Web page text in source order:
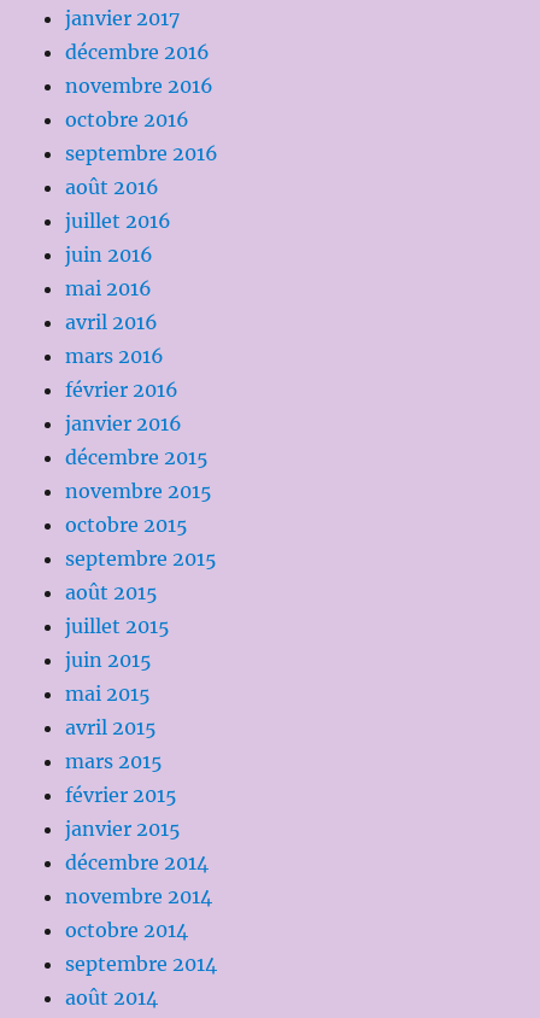
janvier 2017
décembre 2016
novembre 2016
octobre 2016
septembre 2016
août 2016
juillet 2016
juin 2016
mai 2016
avril 2016
mars 2016
février 2016
janvier 2016
décembre 2015
novembre 2015
octobre 2015
septembre 2015
août 2015
juillet 2015
juin 2015
mai 2015
avril 2015
mars 2015
février 2015
janvier 2015
décembre 2014
novembre 2014
octobre 2014
septembre 2014
août 2014